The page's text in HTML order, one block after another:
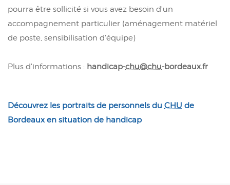
pourra être sollicité si vous avez besoin d'un
accompagnement particulier (aménagement matériel
de poste, sensibilisation d'équipe)
Plus d'informations : handicap-chu@chu-bordeaux.fr
Découvrez les portraits de personnels du CHU de
Bordeaux en situation de handicap